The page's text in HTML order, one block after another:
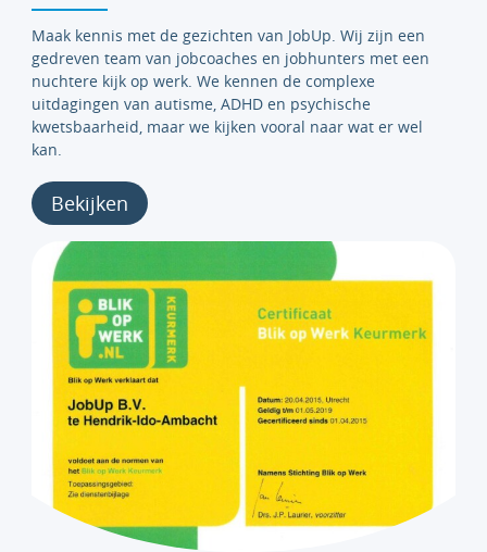
Maak kennis met de gezichten van JobUp. Wij zijn een
gedreven team van jobcoaches en jobhunters met een
nuchtere kijk op werk. We kennen de complexe
uitdagingen van autisme, ADHD en psychische
kwetsbaarheid, maar we kijken vooral naar wat er wel
kan.
Bekijken